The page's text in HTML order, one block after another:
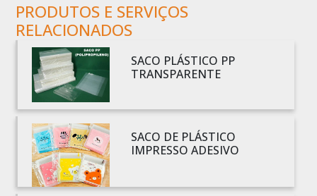
BOBINA DE PLÁSTICO PRETO
BOBINA DE PLÁSTICO TRANSPARENTE
BOBINA DE SACO PLÁSTICO
BOBINA PLÁSTICA
BOBINA PLÁSTICA PARA ESTUFA
BOBINA PLÁSTICO
BOBINA PLÁSTICO BOLHA
BOBINA PLÁSTICO FILME
BOBINA PLÁSTICO SHRINK
PRODUTOS E SERVIÇOS
RELACIONADOS
SACO PLÁSTICO PP
TRANSPARENTE
SACO DE PLÁSTICO
IMPRESSO ADESIVO